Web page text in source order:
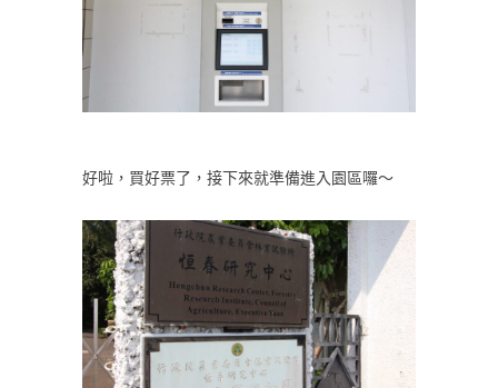
好啦，買好票了，接下來就準備進入園區囉～